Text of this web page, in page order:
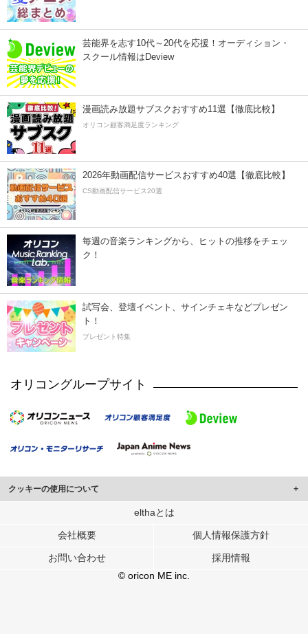
芸能界を志す10代～20代を応援！オーディション・
スクール情報はDeview
漫画読み放題サブスクおすすめ11選【徹底比較】
オリコン顧客満足度ランキング
2026年動画配信サービスおすすめ40選【徹底比較】
CS動画配信サービス20選
毎週の音楽ランキングから、ヒットの推移をチェッ
ク！
試写会、登壇イベント、サインチェキなどプレゼン
ト！
プレゼント特集
オリコングループサイト
クッキーの使用について
このサイトでは Cookie を使用して、ユーザーに合わせたコンテンツや広告の
行っています。
メディアや広告配信、データ解析の各パートナーに提供しています。
各パートナーは、この情報とユーザーが各パートナーに提供した他の情報や、
ユーザーが各パートナーのサービスを使用したときに収集した他の情報を組み
elthaとは
会社概要 個人情報保護方針
お問い合わせ
採用情報
© oricon ME inc.